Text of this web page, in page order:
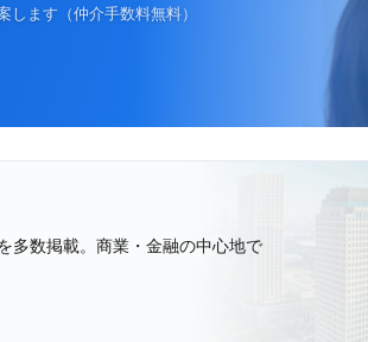
ます（仲介手数料無料）
多数掲載。商業・金融の中心地で